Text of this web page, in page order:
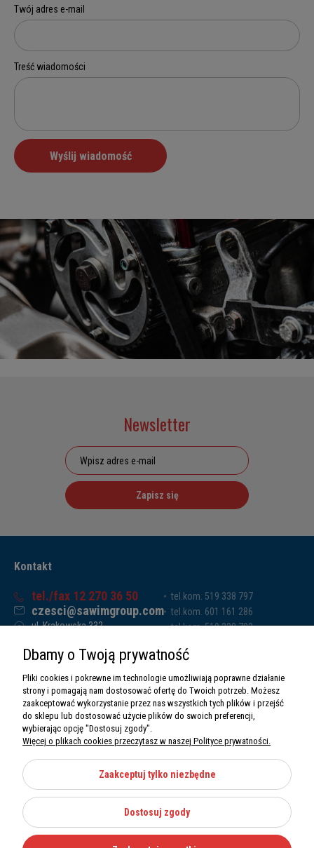
Newsletter
Zapisz się
Kontakt
tel./fax 12 270 36 50
czesci@sawimgroup.com
ul. Krakowska 332,
Sawim Group Mariusz Zdyb sp. k.
NIP: 5130284470
REGON: 5246591010
tel.kom. 519 338 797
tel.kom. 601 161 286
tel.kom. 519 338 793
O nas
Informacje
Moje konto
Kategorie
Dbamy o Twoją prywatność
Pliki cookies i pokrewne im technologie umożliwiają poprawne działanie
strony i pomagają nam dostosować ofertę do Twoich potrzeb. Możesz
zaakceptować wykorzystanie przez nas wszystkich tych plików i przejść
do sklepu lub dostosować użycie plików do swoich preferencji,
wybierając opcję "Dostosuj zgody".
Więcej o plikach cookies przeczytasz w naszej Polityce prywatności.
Zaakceptuj tylko niezbędne
Dostosuj zgody